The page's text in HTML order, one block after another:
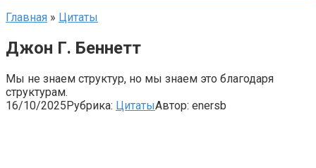
Главная » Цитаты
Джон Г. Беннетт
Мы не знаем структур, но мы знаем это благодаря
структурам.
16/10/2025Рубрика: ЦитатыАвтор: enersb